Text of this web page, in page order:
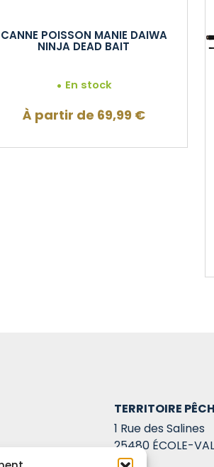
CANNE POISSON MANIE DAIWA
NINJA DEAD BAIT
En stock
À partir de 69,99 €
TERRITOIRE
1 Rue des Salines
25480 ÉCOLE-